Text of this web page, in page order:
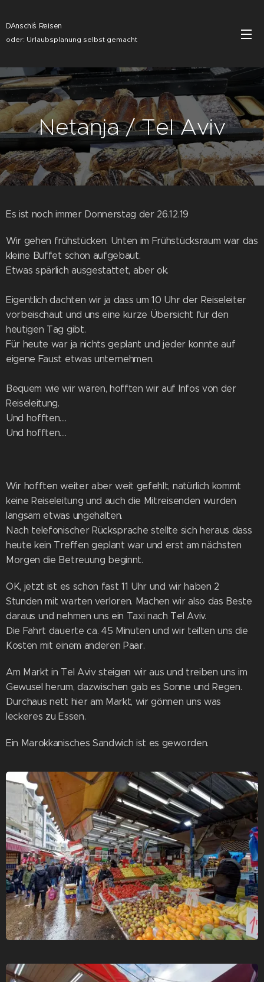
DAnschi´s Reisen
oder: Urlaubsplanung selbst gemacht
Netanja / Tel Aviv
Es ist noch immer Donnerstag der 26.12.19
Wir gehen frühstücken. Unten im Frühstücksraum war das
kleine Buffet schon aufgebaut.
Etwas spärlich ausgestattet, aber ok.
Eigentlich dachten wir ja dass um 10 Uhr der Reiseleiter
vorbeischaut und uns eine kurze Übersicht für den
heutigen Tag gibt.
Für heute war ja nichts geplant und jeder konnte auf
eigene Faust etwas unternehmen.
Bequem wie wir waren, hofften wir auf Infos von der
Reiseleitung.
Und hofften....
Und hofften....
Wir hofften weiter aber weit gefehlt, natürlich kommt
keine Reiseleitung und auch die Mitreisenden wurden
langsam etwas ungehalten.
Nach telefonischer Rücksprache stellte sich heraus dass
heute kein Treffen geplant war und erst am nächsten
Morgen die Betreuung beginnt.
OK, jetzt ist es schon fast 11 Uhr und wir haben 2
Stunden mit warten verloren. Machen wir also das Beste
daraus und nehmen uns ein Taxi nach Tel Aviv.
Die Fahrt dauerte ca. 45 Minuten und wir teilten uns die
Kosten mit einem anderen Paar.
Am Markt in Tel Aviv steigen wir aus und treiben uns im
Gewusel herum, dazwischen gab es Sonne und Regen.
Durchaus nett hier am Markt, wir gönnen uns was
leckeres zu Essen.
Ein Marokkanisches Sandwich ist es geworden.